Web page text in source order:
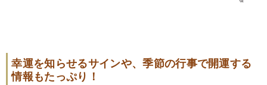
幸運を知らせるサインや、季節の行事で開運する
情報もたっぷり！